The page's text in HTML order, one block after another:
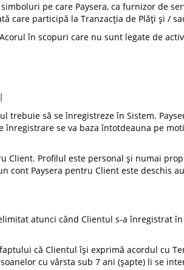
pe care Paysera, ca furnizor de
care participă la Tranzacția de Plăți și /
în scopuri care nu sunt legate de
trebuie să se înregistreze în Sistem.
înregistrare se va baza întotdeauna pe
Client. Profilul este personal și numai
cont Paysera pentru Client este deschis
atunci când Clientul s-a înregistrat
că Clientul își exprimă acordul cu
cu vârsta sub 7 ani (șapte) li se